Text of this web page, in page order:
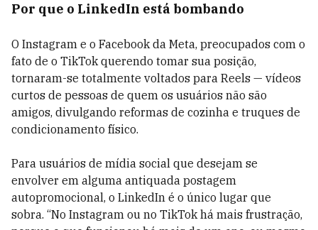
Por que o LinkedIn está bombando
O Instagram e o Facebook da Meta, preocupados com o
fato de o TikTok querendo tomar sua posição,
tornaram-se totalmente voltados para Reels — vídeos
curtos de pessoas de quem os usuários não são
amigos, divulgando reformas de cozinha e truques de
condicionamento físico.
Para usuários de mídia social que desejam se
envolver em alguma antiquada postagem
autopromocional, o LinkedIn é o único lugar que
sobra. “No Instagram ou no TikTok há mais frustração,